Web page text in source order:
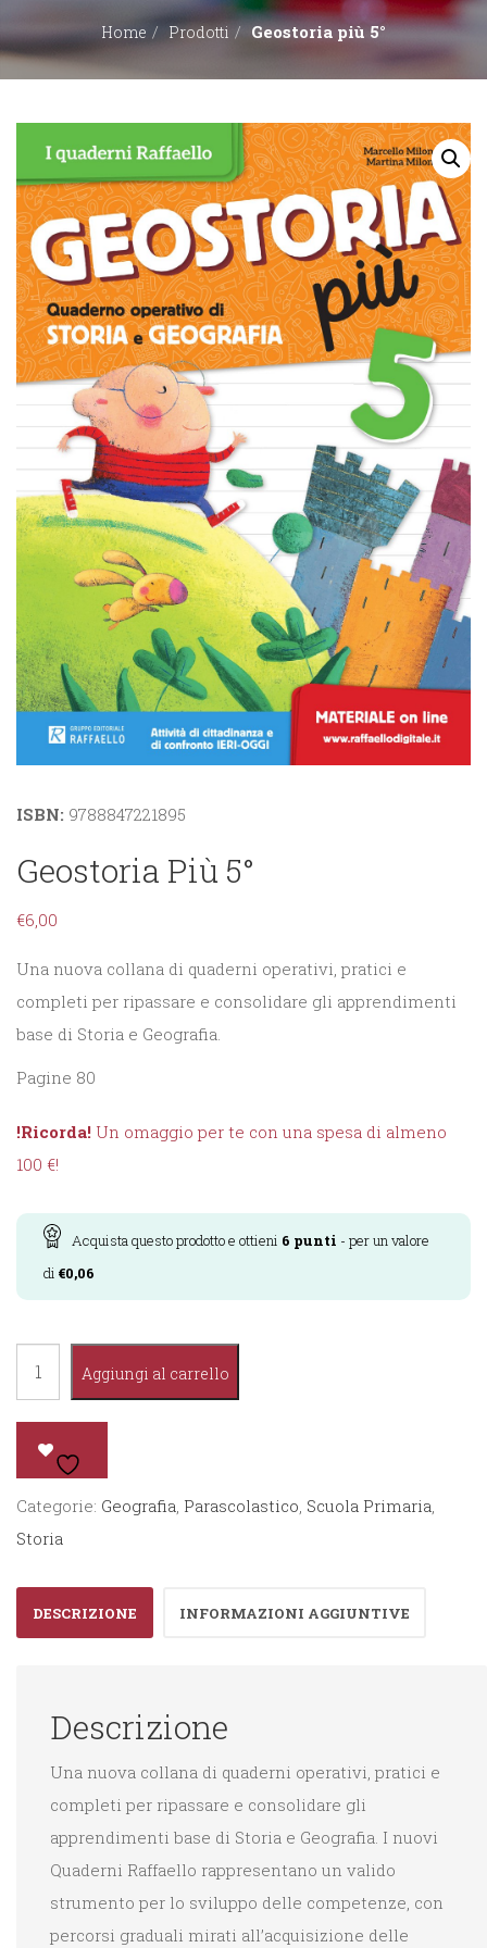
EDITORI
LIBRERIE
Home Prodotti Geostoria più 5°
ISBN: 9788847221895
Geostoria Più 5°
€6,00
Una nuova collana di quaderni operativi, pratici e
completi per ripassare e consolidare gli apprendimenti
base di Storia e Geografia.
Pagine 80
!Ricorda! Un omaggio per te con una spesa di almeno
100 €!
Acquista questo prodotto e ottieni 6 punti - per un valore
di €0,06
5°
quantità
Aggiungi al carrello
Categorie: Geografia, Parascolastico, Scuola Primaria,
Storia
DESCRIZIONE INFORMAZIONI AGGIUNTIVE
Descrizione
Una nuova collana di quaderni operativi, pratici e
completi per ripassare e consolidare gli
apprendimenti base di Storia e Geografia. I nuovi
Quaderni Raffaello rappresentano un valido
strumento per lo sviluppo delle competenze, con
percorsi graduali mirati all’acquisizione delle